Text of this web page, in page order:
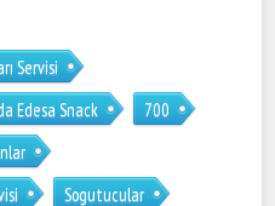
Servisi
Edesa Snack
700
Sogutucular